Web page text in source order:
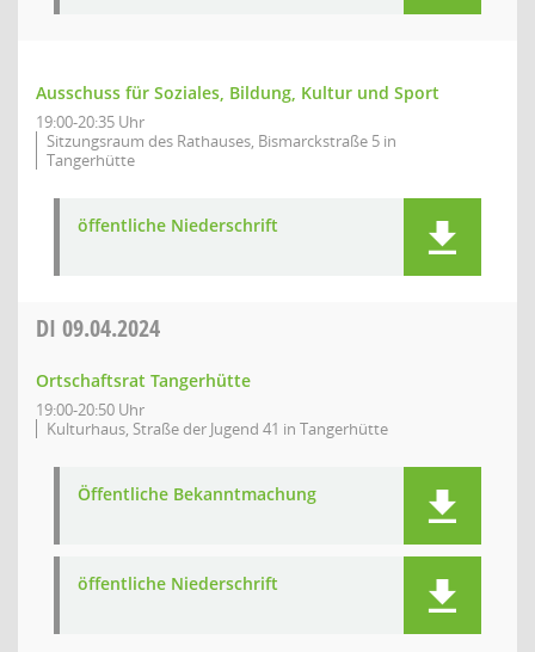
Ausschuss für Soziales, Bildung, Kultur und Sport
19:00-20:35 Uhr
Sitzungsraum des Rathauses, Bismarckstraße 5 in
Tangerhütte
öffentliche Niederschrift
DI 09.04.2024
Ortschaftsrat Tangerhütte
19:00-20:50 Uhr
Kulturhaus, Straße der Jugend 41 in Tangerhütte
Öffentliche Bekanntmachung
öffentliche Niederschrift